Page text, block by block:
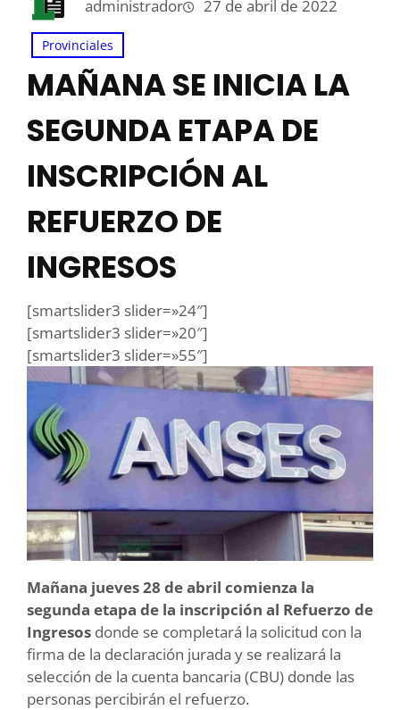
administrador 27 de abril de 2022
Provinciales
MAÑANA SE INICIA LA
SEGUNDA ETAPA DE
INSCRIPCIÓN AL
REFUERZO DE
INGRESOS
[smartslider3 slider=»24″]
[smartslider3 slider=»20″]
[smartslider3 slider=»55″]
Mañana jueves 28 de abril comienza la
segunda etapa de la inscripción al Refuerzo de
Ingresos donde se completará la solicitud con la
firma de la declaración jurada y se realizará la
selección de la cuenta bancaria (CBU) donde las
personas percibirán el refuerzo.